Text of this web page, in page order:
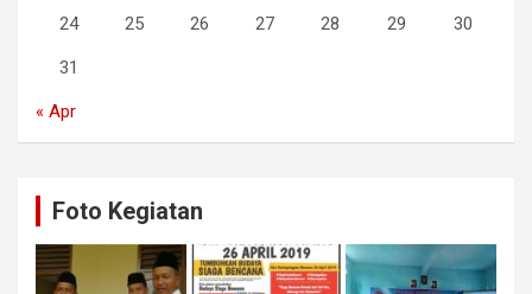
24 25 26 27 28 29 30
31
« Apr
Foto Kegiatan